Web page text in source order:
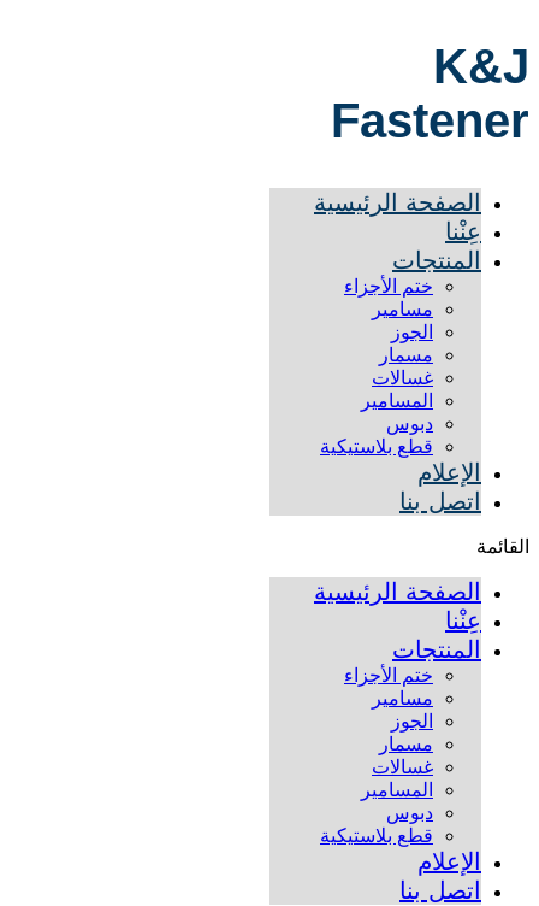
K&J
Fastener
الصفحة الرئيسية
عِنْنا
المنتجات
ختم الأجزاء
مسامير
الجوز
مسمار
غسالات
المسامير
دبوس
قطع بلاستيكية
الإعلام
اتصل بنا
القائمة
الصفحة الرئيسية
عِنْنا
المنتجات
ختم الأجزاء
مسامير
الجوز
مسمار
غسالات
المسامير
دبوس
قطع بلاستيكية
الإعلام
اتصل بنا